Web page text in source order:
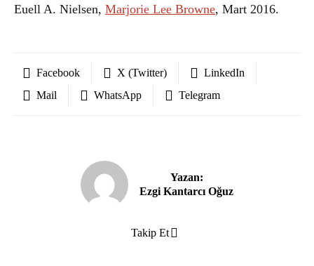
Euell A. Nielsen, Marjorie Lee Browne, Mart 2016.
Facebook X (Twitter)
LinkedIn
Mail
WhatsApp Telegram
Yazan:
Ezgi Kantarcı Oğuz
Takip Et